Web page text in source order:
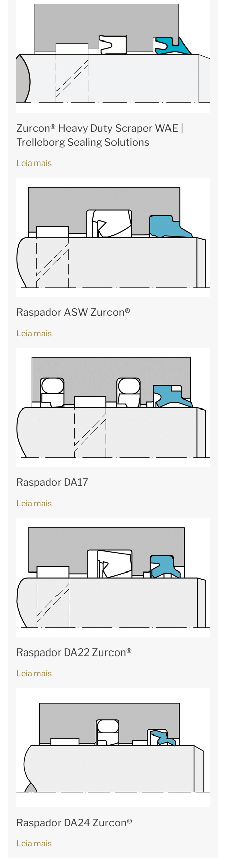
Zurcon® Heavy Duty Scraper WAE |
Trelleborg Sealing Solutions
Leia mais
Raspador ASW Zurcon®
Leia mais
Raspador DA17
Leia mais
Raspador DA22 Zurcon®
Leia mais
Raspador DA24 Zurcon®
Leia mais